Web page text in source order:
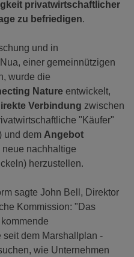
privatwirtschaftlicher
zu befriedigen.
und in
einer gemeinnützigen
wurde die
Nature entwickelt,
Verbindung zwischen
"Käufer"
und dem Angebot
nachhaltige
herzustellen.
sagte John Bell, Direktor
Kommission: "Das
seit dem Marshallplan -
wie Unternehmen